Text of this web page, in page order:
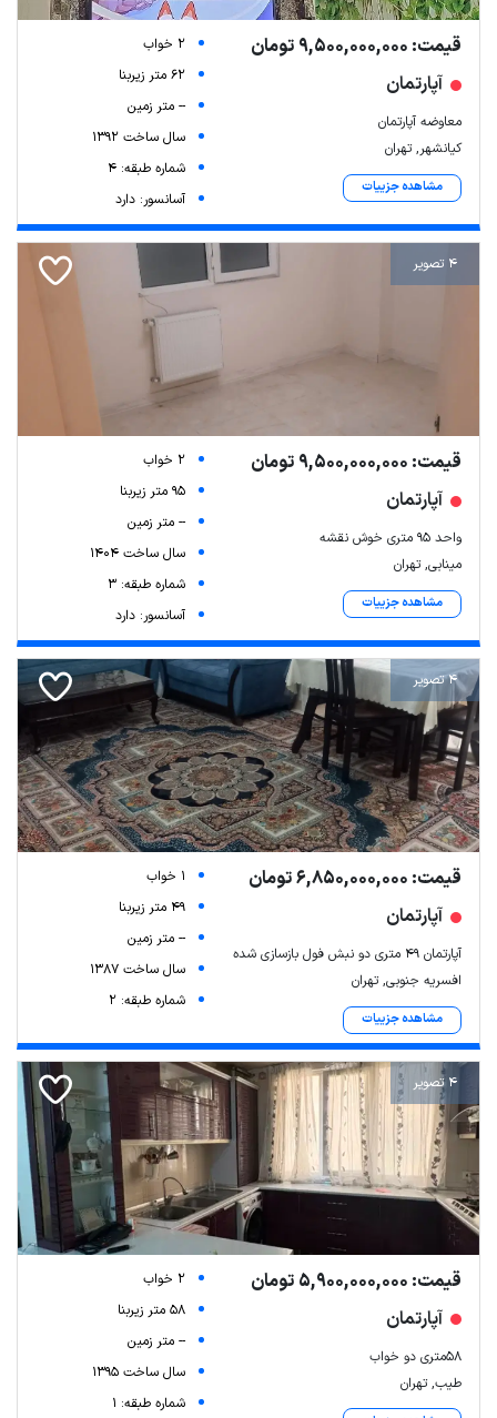
قیمت: 9,500,000,000 تومان
آپارتمان
معاوضه آپارتمان
کیانشهر, تهران
مشاهده جزییات
2 خواب
62 متر زیربنا
-- متر زمین
سال ساخت 1392
شماره طبقه: 4
آسانسور: دارد
4 تصویر
قیمت: 9,500,000,000 تومان
آپارتمان
واحد ۹۵ متری خوش نقشه
مینابی, تهران
مشاهده جزییات
2 خواب
95 متر زیربنا
-- متر زمین
سال ساخت 1404
شماره طبقه: 3
آسانسور: دارد
4 تصویر
قیمت: 6,850,000,000 تومان
آپارتمان
آپارتمان ۴۹ متری دو نبش فول بازسازی شده
افسریه جنوبی, تهران
مشاهده جزییات
1 خواب
49 متر زیربنا
-- متر زمین
سال ساخت 1387
شماره طبقه: 2
4 تصویر
قیمت: 5,900,000,000 تومان
آپارتمان
۵۸متری دو خواب
طیب, تهران
2 خواب
58 متر زیربنا
-- متر زمین
سال ساخت 1395
شماره طبقه: 1